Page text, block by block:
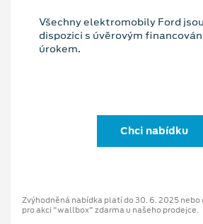
Všechny elektromobily Ford
dispozici s úvěrovým
úrokem.
Chci nabídku
Zvýhodněná nabídka platí do 30. 6. 2025
pro akci "wallbox" zdarma u našeho prodejce.